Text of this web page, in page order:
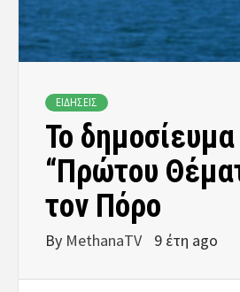
ΕΙΔΗΣΕΙΣ
Το
“Πρώτου
τον Πόρο
By MethanaTV 9 έτη ago